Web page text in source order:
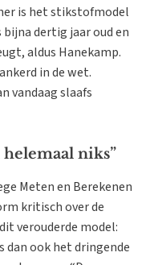
is het stikstofmodel
bijna dertig jaar oud en
aldus Hanekamp.
in de wet.
vandaag slaafs
niks”
Meten en Berekenen
kritisch over de
verouderde model:
dan ook het dringende